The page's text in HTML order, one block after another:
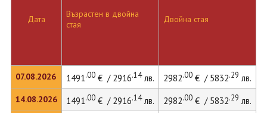
Дата
07.08.2026
14.08.2026
Възрастен в двойна
стая
Двойна стая
1491.00€ / 2916.14лв. 2982.00€ / 5832.29 лв.
1491.00€ / 2916.14лв. 2982.00€ / 5832.29 лв.